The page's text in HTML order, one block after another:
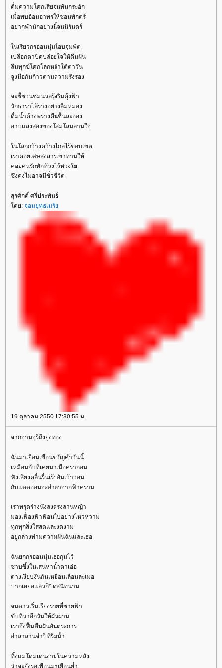
ดื่มความโศกเสียจนท้นกระอัก
เมื่อพบอ้อมอาทรให้ซ่อนพักตร์
อยากพำนักอย่างนี้จนนิรันดร์
ในเรียวกรอ่อนนุ่มโอบจุมพิต
เปลือกตาปิดปล่อยใจให้ดื่มฝัน
ลืมทุกข์โศกโลกหล้าใต้ตาวัน
จูงมือกันก้าวตามความรังรอง
จะชี้ชวนชมนวลรุ้งริมคุ้งฟ้า
วักธาราไล้ร่างอย่างลืมหมอง
ดื่มน้ำค้างพร่างคืนชื้นละออง
อาบแสงส่องของโสมโลมลานใจ
ในโลกกว้างคว้างไกลไร้ขอบเขต
เราคอยเศษสงสารเขาทานให้
คอยคนรักทักท้วงไว้ห่วงใย
ซึ่งคงไม่อาจมีชั่วชีวิต
สุรศักดิ์ ศรีประพันธ์
โดย: จอมยุทธเมรัย
19 ตุลาคม 2550 17:30:55 น.
จากจามจุรีถึงยูงทอง
ฉันมาเยือนเขื่อนขวัญค่ำวันนี้
เหมือนกับที่เคยมาเมื่อคราก่อน
ฟังเสียงคลื่นรื่นเร้าอันเว้าวอน
กับแดดอ่อนจะอำลาจากฟ้าคราม
เราทรุดร่างนั่งลงตรงลานหญ้า
มองเฟื่องฟ้าฟ้อนใบอย่างไหวหวาม
ทุกทุกสิ่งใสสดและงดงาม
อยู่กลางท่ามความฝันฉันและเธอ
ฉันยกกรอ่อนนุ่มเธอกุมไว้
ซาบซึ้งในเสน่หาน้ำตาเอ่อ
ต่างเงียบงันกันเหมือนเลือนละเมอ
ปากเผยอแล้วก็ปิดสนิทนาน
จนดาวเริ่มเรียงรายที่ชายฟ้า
ขับทิวาอีกวันให้ผันผ่าน
เราจึงฟื้นตื่นฝันอันตระการ
อำลาลานจำปีที่ริมน้ำ
ทิ้งแม่โดมเด่นงามในความหลัง
ว่าจะยังรอเพื่อนมาเยือนย่ำ